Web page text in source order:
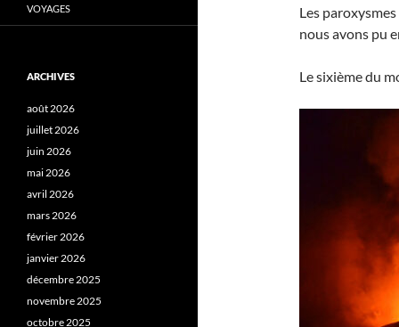
Les
nous avons pu
Le sixième du
VOYAGES
ARCHIVES
août 2026
juillet 2026
juin 2026
mai 2026
avril 2026
mars 2026
février 2026
janvier 2026
décembre 2025
novembre 2025
octobre 2025